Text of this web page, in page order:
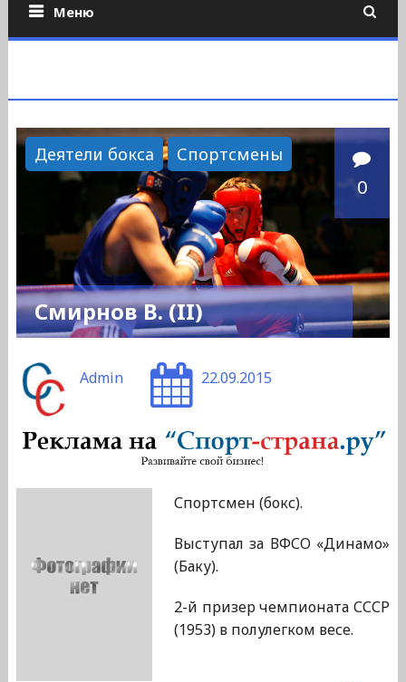
Меню
Деятели бокса Спортсмены
0
Смирнов В. (II)
Admin 22.09.2015
Спортсмен (бокс).
Выступал за ВФСО «Динамо»
(Баку).
2-й призер чемпионата СССР
(1953) в полулегком весе.